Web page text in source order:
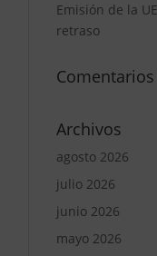
Emisión de la
retraso
Archivos
agosto 2026
julio 2026
junio 2026
mayo 2026